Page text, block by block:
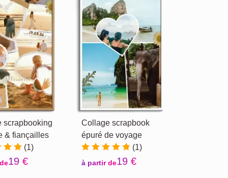
scrapbooking
& fiançailles
(1)
19 €
Collage scrapbook
épuré de voyage
(1)
à partir de19 €